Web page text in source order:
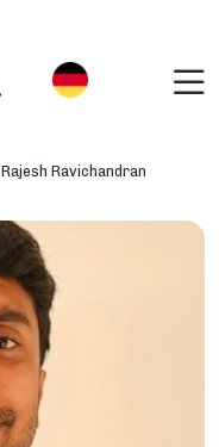
Rajesh Ravichandran